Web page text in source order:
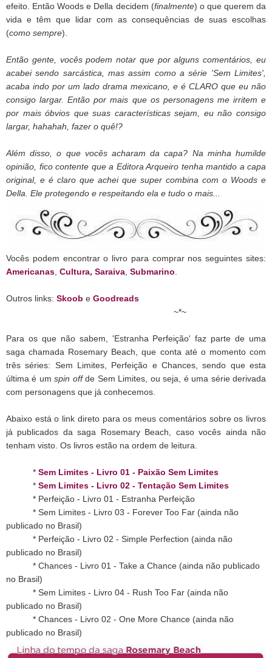
efeito. Então Woods e Della decidem (finalmente) o que querem da
vida e têm que lidar com as consequências de suas escolhas
(como sempre).
Então gente, vocês podem notar que por alguns comentários, eu
acabei sendo sarcástica, mas assim como a série 'Sem Limites',
acaba indo por um lado drama mexicano, e é CLARO que eu não
consigo largar. Então por mais que os personagens me irritem e
por mais óbvios que suas características sejam, eu não consigo
largar, hahahah, fazer o quê!?
Além disso, o que vocês acharam da capa? Na minha humilde
opinião, fico contente que a Editora Arqueiro tenha mantido a capa
original, e é claro que achei que super combina com o Woods e
Della. Ele protegendo e respeitando ela e tudo o mais...
Vocês podem encontrar o livro para comprar nos seguintes sites:
Americanas, Cultura, Saraiva, Submarino.
Outros links: Skoob e Goodreads
~*~
Para os que não sabem, 'Estranha Perfeição' faz parte de uma
saga chamada Rosemary Beach, que conta até o momento com
três séries: Sem Limites, Perfeição e Chances, sendo que esta
última é umspin offde Sem Limites, ou seja, é uma série derivada
com personagens que já conhecemos.
Abaixo está o link direto para os meus comentários sobre os livros
já publicados da saga Rosemary Beach, caso vocês ainda não
tenham visto. Os livros estão na ordem de leitura.
* Sem Limites - Livro 01 - Paixão Sem Limites
* Sem Limites - Livro 02 - Tentação Sem Limites
* Perfeição - Livro 01 - Estranha Perfeição
* Sem Limites - Livro 03 - Forever Too Far (ainda não
publicado no Brasil)
* Perfeição - Livro 02 - Simple Perfection (ainda não
publicado no Brasil)
* Chances - Livro 01 - Take a Chance (ainda não publicado
no Brasil)
* Sem Limites - Livro 04 - Rush Too Far (ainda não
publicado no Brasil)
* Chances - Livro 02 - One More Chance (ainda não
publicado no Brasil)